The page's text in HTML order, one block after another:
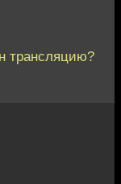
трансляцию?